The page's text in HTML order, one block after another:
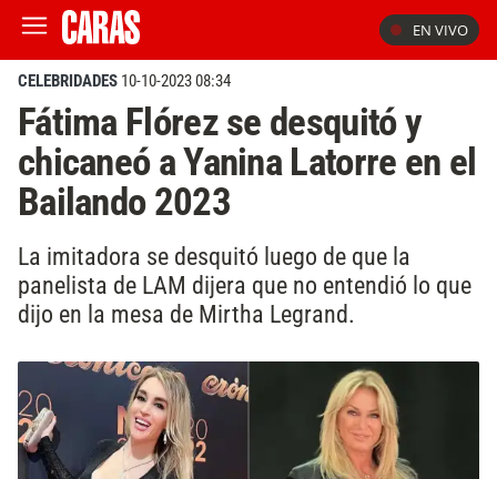
EN VIVO
CELEBRIDADES 10-10-2023 08:34
Fátima Flórez se desquitó y
chicaneó a Yanina Latorre en el
Bailando 2023
La imitadora se desquitó luego de que la
panelista de LAM dijera que no entendió lo que
dijo en la mesa de Mirtha Legrand.